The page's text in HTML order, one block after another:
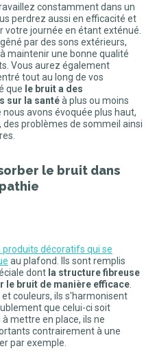
constamment dans un
perdrez aussi en efficacité et
journée en étant exténué.
par des sons extérieurs,
maintenir une bonne qualité
Vous aurez également
tout au long de vos
que le bruit a des
sur la santéà plus ou moins
avons évoquée plus haut,
problèmes de sommeil ainsi
le bruit dans
produits décoratifs qui se
au plafond. Ils sont remplis
dont la structure fibreuse
le bruit de manière efficace
couleurs, ils s'harmonisent
que celui-ci soit
mettre en place, ils ne
contrairement à une
par exemple.